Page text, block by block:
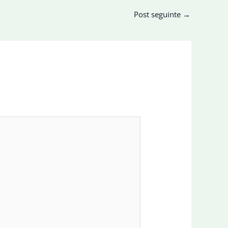
Post seguinte →